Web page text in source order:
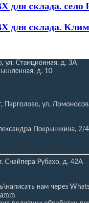
для склада. село
для склада.
ул. Станционная, д. 3А
д. 10
Парголово, ул.
Покрышкина, 2/4
Снайпера Рубахо, д. 42А
нам через